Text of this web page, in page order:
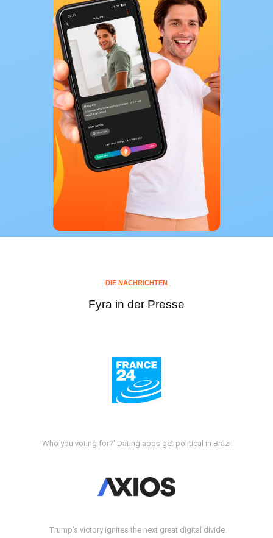
DIE NACHRICHTEN
Fyra in der Presse
'Who you voting for?' Dating apps get political in Brazil
Trump's victory ignites the next great digital divide